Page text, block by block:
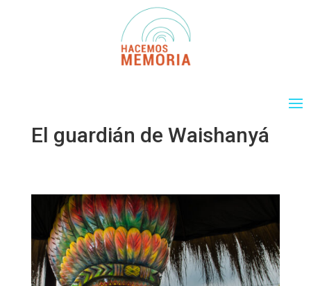
El guardián de Waishanyá